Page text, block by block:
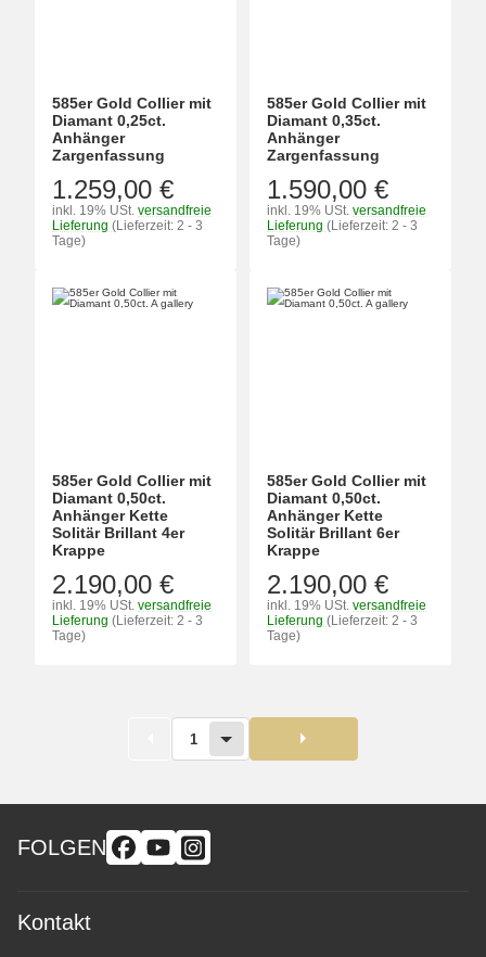
585er Gold Collier mit
Diamant 0,25ct.
Anhänger
Zargenfassung
1.259,00 €
inkl. 19% USt. versandfreie
Lieferung (Lieferzeit: 2 - 3
Tage)
585er Gold Collier mit
Diamant 0,35ct.
Anhänger
Zargenfassung
1.590,00 €
inkl. 19% USt. versandfreie
Lieferung (Lieferzeit: 2 - 3
Tage)
585er Gold Collier mit
Diamant 0,50ct.
Anhänger Kette
Solitär Brillant 4er
Krappe
2.190,00 €
inkl. 19% USt. versandfreie
Lieferung (Lieferzeit: 2 - 3
Tage)
585er Gold Collier mit
Diamant 0,50ct.
Anhänger Kette
Solitär Brillant 6er
Krappe
2.190,00 €
inkl. 19% USt. versandfreie
Lieferung (Lieferzeit: 2 - 3
Tage)
1
FOLGEN
Kontakt